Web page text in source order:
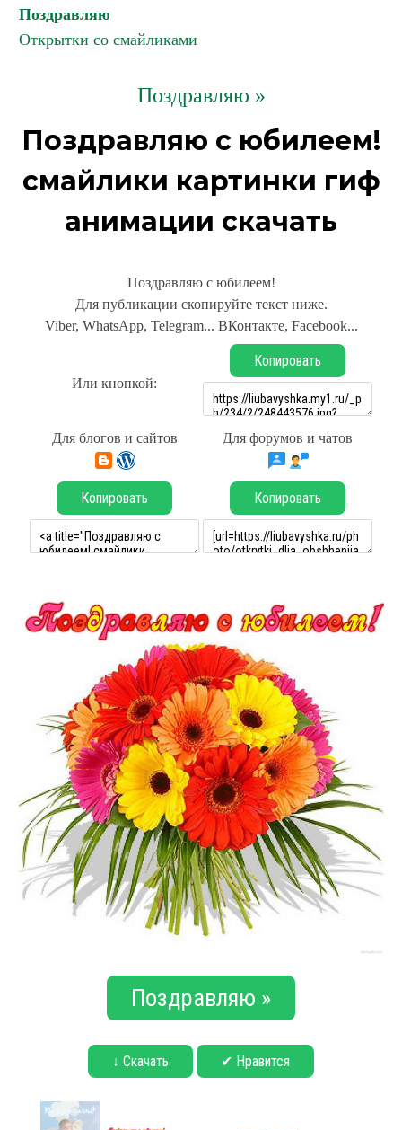
Поздравляю
Открытки со смайликами
Поздравляю »
Поздравляю с юбилеем!
смайлики картинки гиф
анимации скачать
Поздравляю с юбилеем!
Для публикации скопируйте текст ниже.
Viber, WhatsApp, Telegram... ВКонтакте, Facebook...
Или кнопкой:
Копировать
Для блогов и сайтов Для форумов и чатов
Копировать Копировать
Поздравляю »
↓ Скачать ✔ Нравится